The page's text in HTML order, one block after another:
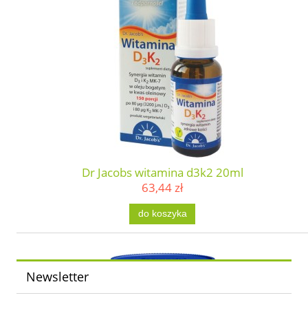
Dr Jacobs witamina d3k2 20ml
63,44 zł
do koszyka
Newsletter